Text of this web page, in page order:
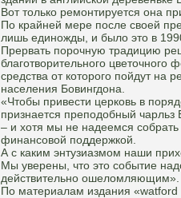
Вот только ремонтируется она
По крайней мере после своей
лишь единожды, и было это в
Прервать порочную традицию
благотворительного цветочного
средства от которого пойдут на
населения Бовингдона.
«Чтобы привести церковь в
признается преподобный чарльз
– и хотя мы не надеемся
финансовой поддержкой.
А с каким энтузиазмом наши
Мы уверены, что это событие
действительно ошеломляющим».
По материалам издания